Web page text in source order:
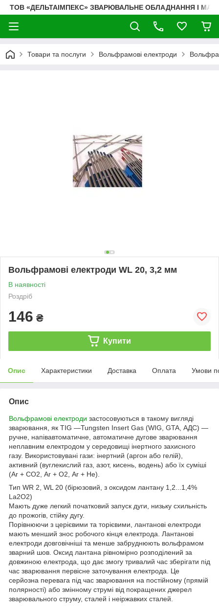
ТОВ «ДЕЛЬТАІМПЕКС» ЗВАРЮВАЛЬНЕ ОБЛАДНАННЯ І
Товари та послуги Вольфрамові електроди
Вольфрамові електроди WL 20, 3,2 мм
В наявності
Роздріб
146 ₴
Купити
Опис Характеристики Доставка Оплата Умови
Опис
Вольфрамові електроди застосовуються в такому вигляді
зварювання, як TIG —Tungsten Insert Gas (WIG, GTA, АДС) —
ручне, напівавтоматичне, автоматичне дугове зварювання
неплавним електродом у середовищі інертного захисного
газу. Використовувані гази: інертний (аргон або гелій),
активний (вуглекислий газ, азот, кисень, водень) або їх суміші
(Аr + СО2, Аr + О2, Ar + Не).
Тип WR 2, WL 20 (бірюзовий, з оксидом лантану 1,2...1,4%
La2O2)
Мають дуже легкий початковий запуск дуги, низьку схильність
до прожогів, стійку дугу.
Порівнюючи з церієвими та торієвими, лантанові електроди
мають менший знос робочого кінця електрода. Лантанові
електроди довговічніші та менше забруднюють вольфрамом
зварний шов. Оксид лантана рівномірно розподілений за
довжиною електрода, що дає змогу тривалий час зберігати під
час зварювання первісне заточування електрода. Це
серйозна перевага під час зварювання на постійному (прямій
полярності) або змінному струмі від покращених джерел
зварювального струму, сталей і неіржавких сталей.